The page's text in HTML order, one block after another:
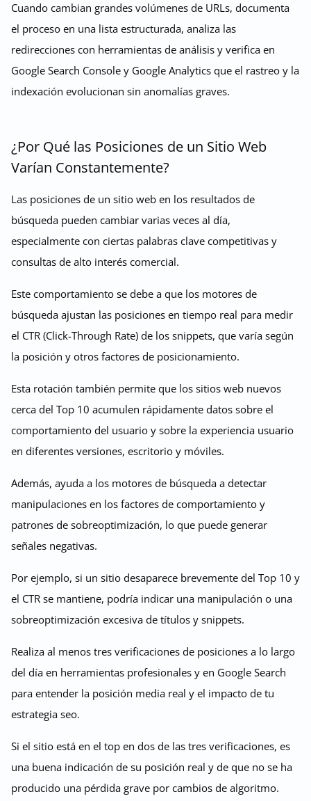
Cuando cambian grandes volúmenes de URLs, documenta
el proceso en una lista estructurada, analiza las
redirecciones con herramientas de análisis y verifica en
Google Search Console y Google Analytics que el rastreo y la
indexación evolucionan sin anomalías graves.
¿Por Qué las Posiciones de un Sitio Web
Varían Constantemente?
Las posiciones de un sitio web en los resultados de
búsqueda pueden cambiar varias veces al día,
especialmente con ciertas palabras clave competitivas y
consultas de alto interés comercial.
Este comportamiento se debe a que los motores de
búsqueda ajustan las posiciones en tiempo real para medir
el CTR (Click-Through Rate) de los snippets, que varía según
la posición y otros factores de posicionamiento.
Esta rotación también permite que los sitios web nuevos
cerca del Top 10 acumulen rápidamente datos sobre el
comportamiento del usuario y sobre la experiencia usuario
en diferentes versiones, escritorio y móviles.
Además, ayuda a los motores de búsqueda a detectar
manipulaciones en los factores de comportamiento y
patrones de sobreoptimización, lo que puede generar
señales negativas.
Por ejemplo, si un sitio desaparece brevemente del Top 10 y
el CTR se mantiene, podría indicar una manipulación o una
sobreoptimización excesiva de títulos y snippets.
Realiza al menos tres verificaciones de posiciones a lo largo
del día en herramientas profesionales y en Google Search
para entender la posición media real y el impacto de tu
estrategia seo.
Si el sitio está en el top en dos de las tres verificaciones, es
una buena indicación de su posición real y de que no se ha
producido una pérdida grave por cambios de algoritmo.